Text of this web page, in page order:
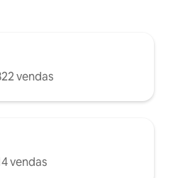
vendas
vendas